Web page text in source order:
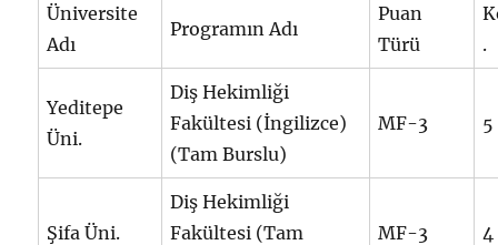
Üniversite
Adı
Programın Adı
Puan
Türü
.
Yeditepe
Üni.
Diş Hekimliği
Fakültesi (İngilizce)
(Tam Burslu)
MF-3 5
Şifa Üni.
Diş Hekimliği
Fakültesi (Tam
MF-3 4